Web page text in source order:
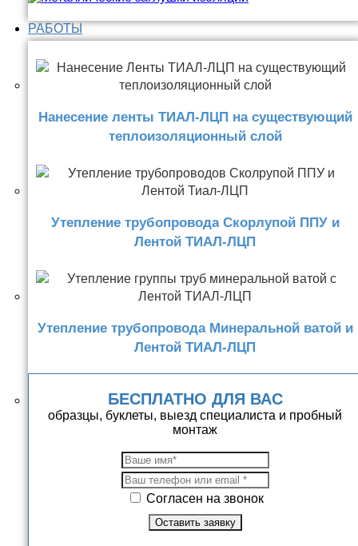
РАБОТЫ
Нанесение ленты ТИАЛ-ЛЦП на существующий
теплоизоляционный слой
Утепление трубопровода Скорлупой ППУ и
Лентой ТИАЛ-ЛЦП
Утепление трубопровода Минеральной ватой и
Лентой ТИАЛ-ЛЦП
БЕСПЛАТНО ДЛЯ ВАС
образцы, буклеты, выезд специалиста и пробный
монтаж
Согласен на звонок